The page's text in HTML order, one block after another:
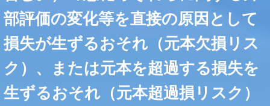
部評価の変化等を直接の原因として
損失が生ずるおそれ（元本欠損リス
ク）、または元本を超過する損失を
生ずるおそれ（元本超過損リスク）